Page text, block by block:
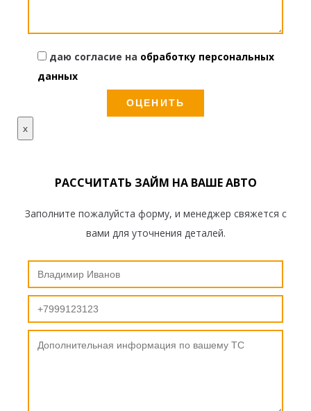
даю согласие на обработку персональных
данных
x
РАССЧИТАТЬ ЗАЙМ НА ВАШЕ АВТО
Заполните пожалуйста форму, и менеджер свяжется с
вами для уточнения деталей.